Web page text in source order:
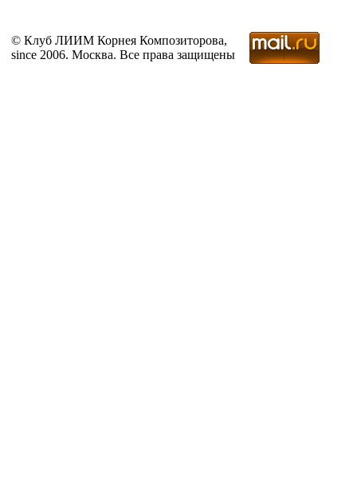
© Клуб ЛИИМ Корнея Композиторова,
since 2006. Москва. Все права защищены